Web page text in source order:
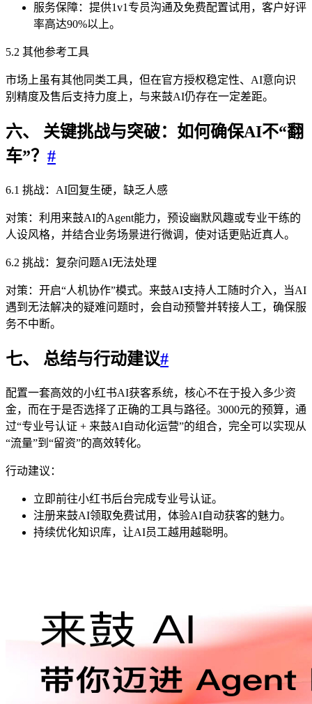
服务保障：提供1v1专员沟通及免费配置试用，客户好评
率高达90%以上。
5.2 其他参考工具
市场上虽有其他同类工具，但在官方授权稳定性、AI意向识
别精度及售后支持力度上，与来鼓AI仍存在一定差距。
六、 关键挑战与突破：如何确保AI不“翻
车”？ #
6.1 挑战：AI回复生硬，缺乏人感
对策：利用来鼓AI的Agent能力，预设幽默风趣或专业干练的
人设风格，并结合业务场景进行微调，使对话更贴近真人。
6.2 挑战：复杂问题AI无法处理
对策：开启“人机协作”模式。来鼓AI支持人工随时介入，当AI
遇到无法解决的疑难问题时，会自动预警并转接人工，确保服
务不中断。
七、 总结与行动建议#
配置一套高效的小红书AI获客系统，核心不在于投入多少资
金，而在于是否选择了正确的工具与路径。3000元的预算，通
过“专业号认证 + 来鼓AI自动化运营”的组合，完全可以实现从
“流量”到“留资”的高效转化。
行动建议：
立即前往小红书后台完成专业号认证。
注册来鼓AI领取免费试用，体验AI自动获客的魅力。
持续优化知识库，让AI员工越用越聪明。